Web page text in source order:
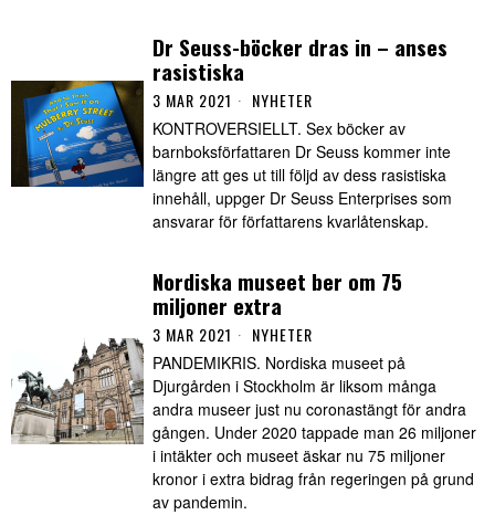
Dr Seuss-böcker dras in – anses
rasistiska
3 MAR 2021 NYHETER
KONTROVERSIELLT. Sex böcker av
barnboksförfattaren Dr Seuss kommer inte
längre att ges ut till följd av dess rasistiska
innehåll, uppger Dr Seuss Enterprises som
ansvarar för författarens kvarlåtenskap.
Nordiska museet ber om 75
miljoner extra
3 MAR 2021 NYHETER
PANDEMIKRIS. Nordiska museet på
Djurgården i Stockholm är liksom många
andra museer just nu coronastängt för andra
gången. Under 2020 tappade man 26 miljoner
i intäkter och museet äskar nu 75 miljoner
kronor i extra bidrag från regeringen på grund
av pandemin.